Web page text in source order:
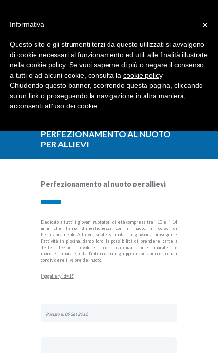
PERFEZIONAMENTO AL NUOTO
PER ALLIEVI
Perfezionamento al nuoto per allievi
Dedicato a tutti i giovani nuotatori di età compresa tra i 10 e i 14
anni che hanno dimestichezza con il nuoto, il corso di
Perfezionamento Allievi , vuole stimolare i giovani a proseguire
l’attività in piscina, dando loro la possibilità di prendere parte a
delle lezioni evolute, con cadenza bisettimanale o
monosettimanale, ed all’interno di un gruppo di coetanei con i quali
condividere il valore del nuoto.
[nggallery id=15]
Postato il: 09 Set 2012
×
Informativa
Questo sito o gli strumenti terzi da questo utilizzati si avvalgono
di cookie necessari al funzionamento ed utili alle finalità illustrate
nella cookie policy. Se vuoi saperne di più o negare il consenso
a tutti o ad alcuni cookie, consulta la cookie policy.
Chiudendo questo banner, scorrendo questa pagina, cliccando
su un link o proseguendo la navigazione in altra maniera,
acconsenti all’uso dei cookie.